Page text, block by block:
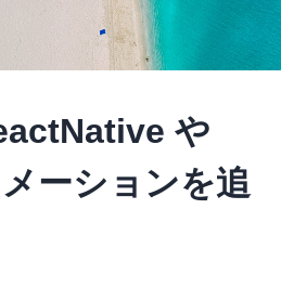
や
ーションを追